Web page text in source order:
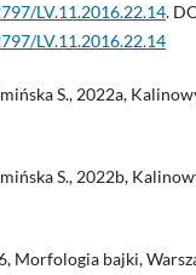
LV.11.2016.22.14.
LV.11.2016.22.14
S., 2022a,
S., 2022b,
Morfologia bajki,